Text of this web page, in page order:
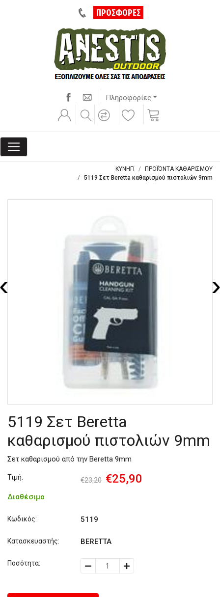
ΠΡΟΣΦΟΡΕΣ
Πληροφορίες
ΚΥΝΗΓΙ
ΠΡΟΪΌΝΤΑ ΚΑΘΑΡΙΣΜΟΥ
5119 Σετ Beretta καθαρισμού πιστολιών 9mm
5119 Σετ Beretta
καθαρισμού πιστολιών 9mm
Σετ καθαρισμού από την Beretta 9mm
Τιμή: €23,20 €25,90
Διαθέσιμο
Κωδικός: 5119
Κατασκευαστής: BERETTA
Ποσότητα: